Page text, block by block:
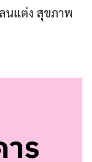
นแต่ง สุขภาพ